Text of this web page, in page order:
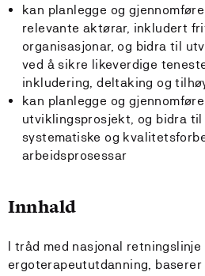
kan planlegge og
relevante aktørar, inkludert
organisasjonar, og bidra til
ved å sikre likeverdige
inkludering, deltaking og
kan planlegge og
utviklingsprosjekt, og bidra
systematiske og
arbeidsprosessar
Innhald
I tråd med nasjonal retningslinje
ergoterapeututdanning,